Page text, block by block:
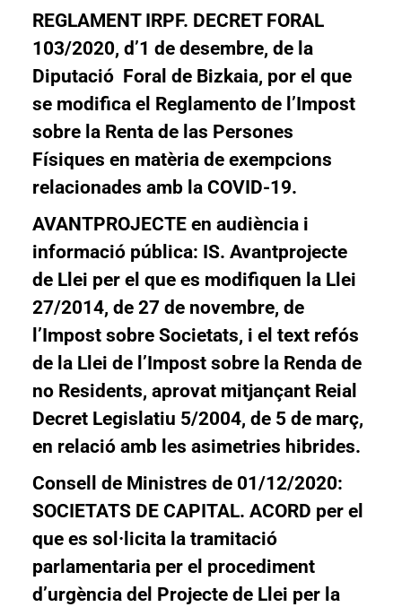
REGLAMENT IRPF. DECRET FORAL
103/2020, d’1 de desembre, de la
Diputació Foral de Bizkaia, por el que
se modifica el Reglamento de l’Impost
sobre la Renta de las Persones
Físiques en matèria de exempcions
relacionades amb la COVID-19.
AVANTPROJECTE en audiència i
informació pública: IS. Avantprojecte
de Llei per el que es modifiquen la Llei
27/2014, de 27 de novembre, de
l’Impost sobre Societats, i el text refós
de la Llei de l’Impost sobre la Renda de
no Residents, aprovat mitjançant Reial
Decret Legislatiu 5/2004, de 5 de març,
en relació amb les asimetries hibrides.
Consell de Ministres de 01/12/2020:
SOCIETATS DE CAPITAL. ACORD per el
que es sol·licita la tramitació
parlamentaria per el procediment
d’urgència del Projecte de Llei per la